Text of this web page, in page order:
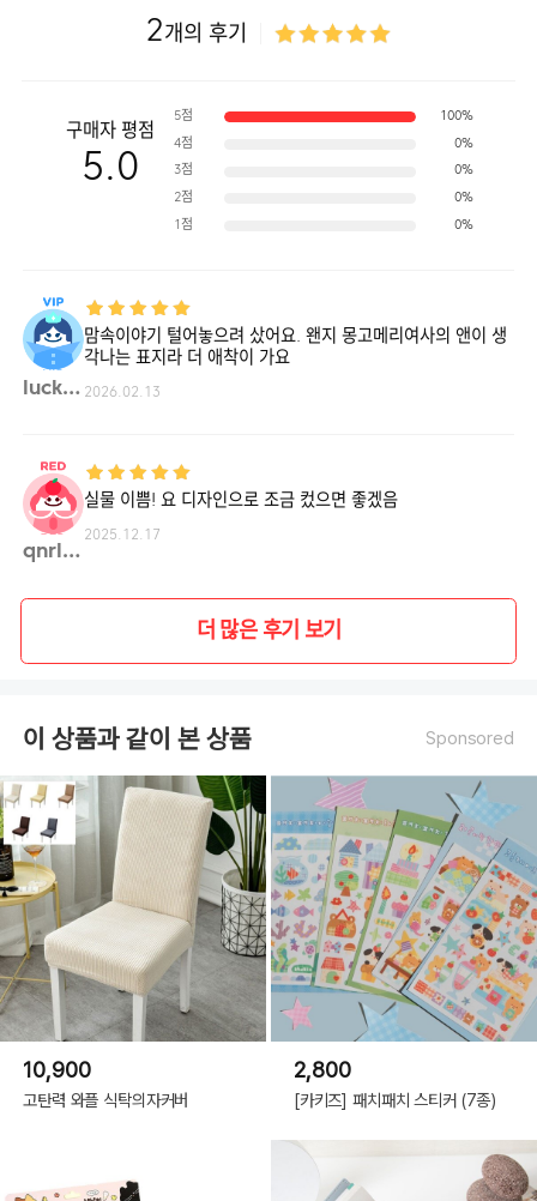
2개의 후기
구매자 평점
5.0
5점 100%
4점 0%
3점 0%
2점 0%
1점 0%
lucky**
맘속이야기 털어놓으려 샀어요. 왠지 몽고메리여사의 앤이 생
각나는 표지라 더 애착이 가요
2026.02.13
qnrl**
실물 이쁨! 요 디자인으로 조금 컸으면 좋겠음
2025.12.17
더 많은 후기 보기
이 상품과 같이 본 상품 Sponsored
10,900
고탄력 와플 식탁의자커버
2,800
[카키즈] 패치패치 스티커 (7종)